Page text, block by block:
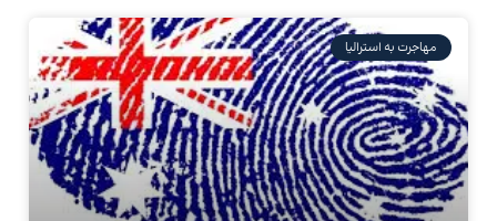
مهاجرت به استرالیا